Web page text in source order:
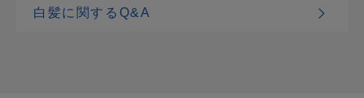
白髪に関するQ&A